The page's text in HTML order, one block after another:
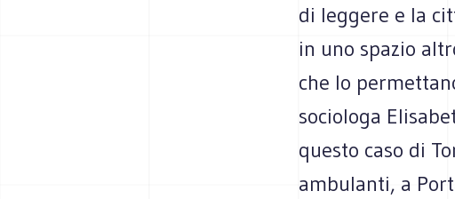
di leggere e la
in uno spazio
che lo
sociologa
questo caso di
ambulanti, a